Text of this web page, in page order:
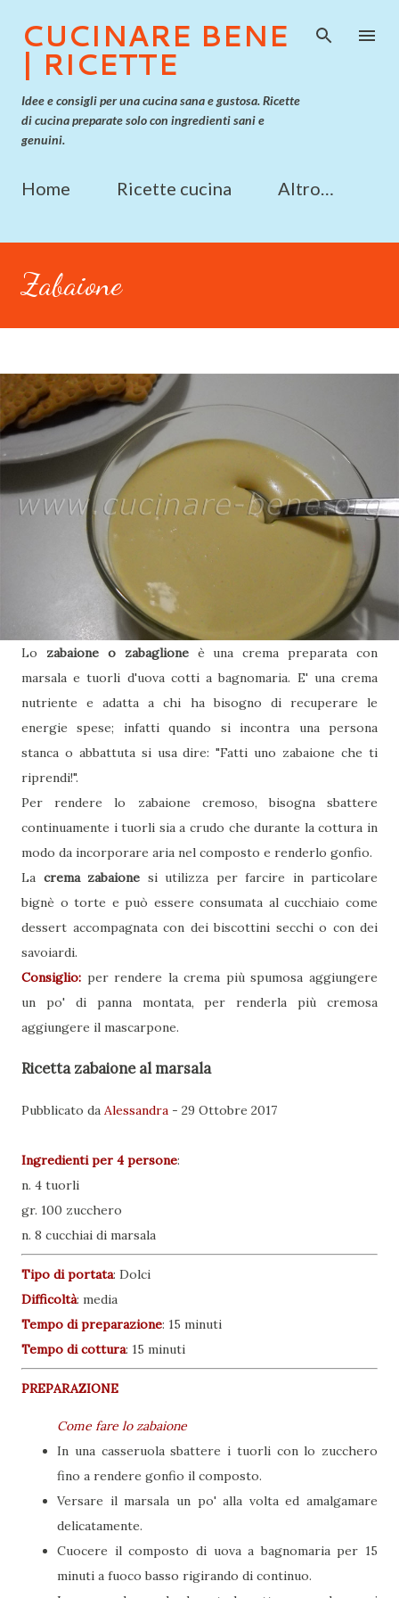
Passa ai contenuti principali
CUCINARE BENE
| RICETTE
Idee e consigli per una cucina sana e gustosa. Ricette
di cucina preparate solo con ingredienti sani e
genuini.
Home Ricette cucina Altro…
Zabaione
Lo zabaione o zabaglioneè una crema preparata con
marsala e tuorli d'uova cotti a bagnomaria. E' una crema
nutriente e adatta a chi ha bisogno di recuperare le
energie spese; infatti quando si incontra una persona
stanca o abbattuta si usa dire: "Fatti uno zabaione che ti
riprendi!".
Per rendere lo zabaione cremoso, bisogna sbattere
continuamente i tuorli sia a crudo che durante la cottura in
modo da incorporare aria nel composto e renderlo gonfio.
La crema zabaione si utilizza per farcire in particolare
bignè o torte e può essere consumata al cucchiaio come
dessert accompagnata con dei biscottini secchi o con dei
savoiardi.
Consiglio: per rendere la crema più spumosa aggiungere
un po' di panna montata, per renderla più cremosa
aggiungere il mascarpone.
Ricetta zabaione al marsala
Pubblicato da Alessandra - 29 Ottobre 2017
Ingredienti per 4 persone:
n. 4 tuorli
gr. 100 zucchero
n. 8 cucchiai di marsala
Tipo di portata: Dolci
Difficoltà: media
Tempo di preparazione: 15 minuti
Tempo di cottura: 15 minuti
PREPARAZIONE
Come fare lo zabaione
In una casseruola sbattere i tuorli con lo zucchero
fino a rendere gonfio il composto.
Versare il marsala un po' alla volta ed amalgamare
delicatamente.
Cuocere il composto di uova a bagnomaria per 15
minuti a fuoco basso rigirando di continuo.